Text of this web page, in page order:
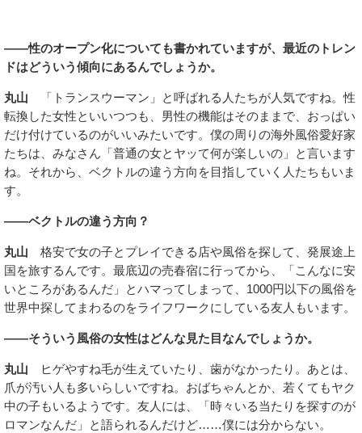
――性のオープン化についても書かれていますが、最近のトレン
ドはどういう傾向にあるんでしょうか。
丸山 「トランスウーマン」と呼ばれる人たちが人気ですね。性
転換した女性といいつつも、男性の機能はそのままで、おっぱい
だけ付けているのがいいみたいです。僕の周りの海外風俗愛好家
たちは、みなさん「普通の女とヤッて何が楽しいの」と言います
ね。それから、ベクトルの違う方向を目指していく人たちもいま
す。
――ベクトルの違う方向？
丸山 格安で女の子とプレイできる店や風俗を探して、発展途上
国を旅するんです。最底辺の売春宿に行ってから、「こんなに安
いところがあるんだ」とハマってしまって、1000円以下の風俗を
世界中探してまわるのをライフワークにしている友人もいます。
――そういう風俗の女性はどんな見た目なんでしょうか。
丸山 ヒゲやすね毛が生えていたり、歯がなかったり。あとは、
爪が汚い人も多いらしいですね。おばちゃんとか、若くてもヤク
中の子もいるようです。友人には、「時々いる当たりを探すのが
ロマンなんだ」と語られるんだけど……僕には分からない。